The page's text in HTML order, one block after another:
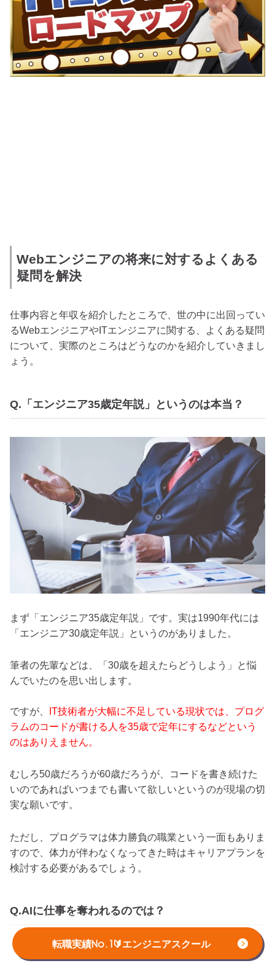
転職実績No.1🔰エンジニアスクール
Webエンジニアの将来に対するよくある
疑問を解決
仕事内容と年収を紹介したところで、世の中に出回ってい
るWebエンジニアやITエンジニアに関する、よくある疑問
について、実際のところはどうなのかを紹介していきまし
ょう。
Q.「エンジニア35歳定年説」というのは本当？
まず「エンジニア35歳定年説」です。実は1990年代には
「エンジニア30歳定年説」というのがありました。
筆者の先輩などは、「30歳を超えたらどうしよう」と悩
んでいたのを思い出します。
ですが、
IT技術者が大幅に不足している現状では、プログ
ラムのコードが書ける人を35歳で定年にするなどという
のはありえません。
むしろ50歳だろうが60歳だろうが、コードを書き続けた
いのであればいつまでも書いて欲しいというのが現場の切
実な願いです。
ただし、プログラマは体力勝負の職業という一面もありま
すので、体力が伴わなくなってきた時はキャリアプランを
検討する必要があるでしょう。
Q.AIに仕事を奪われるのでは？
マイケル・オズボーン氏の論文以来、AIに仕事を奪われる